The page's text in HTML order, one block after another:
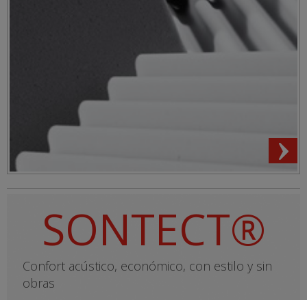
SONTECT®
Confort acústico, económico, con estilo y sin
obras